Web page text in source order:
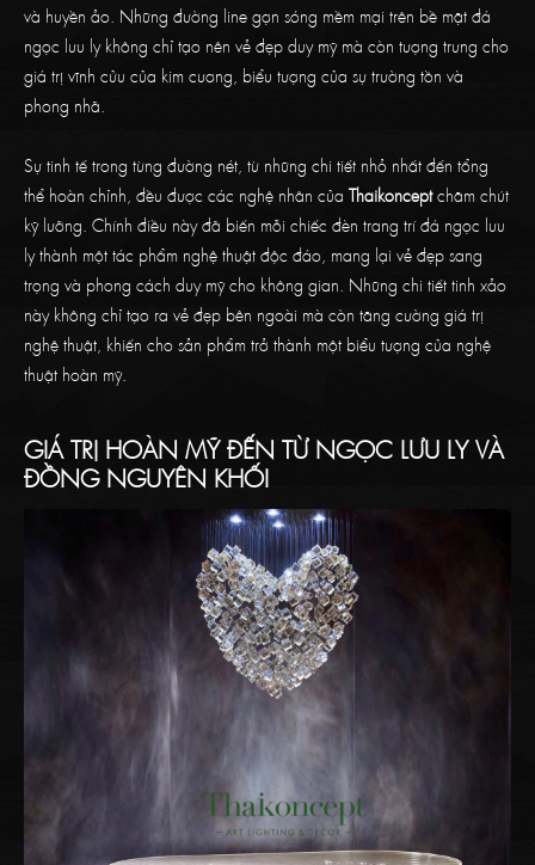
và huyền ảo. Những đường line gợn sóng mềm mại trên bề mặt đá
ngọc lưu ly không chỉ tạo nên vẻ đẹp duy mỹ mà còn tượng trưng cho
giá trị vĩnh cửu của kim cương, biểu tượng của sự trường tồn và
phong nhã.
Sự tinh tế trong từng đường nét, từ những chi tiết nhỏ nhất đến tổng
thể hoàn chỉnh, đều được các nghệ nhân của Thaikonceptchăm chút
kỹ lưỡng. Chính điều này đã biến mỗi chiếc đèn trang trí đá ngọc lưu
ly thành một tác phẩm nghệ thuật độc đáo, mang lại vẻ đẹp sang
trọng và phong cách duy mỹ cho không gian. Những chi tiết tinh xảo
này không chỉ tạo ra vẻ đẹp bên ngoài mà còn tăng cường giá trị
nghệ thuật, khiến cho sản phẩm trở thành một biểu tượng của nghệ
thuật hoàn mỹ.
GIÁ TRỊ HOÀN MỸ ĐẾN TỪ NGỌC LƯU LY VÀ
ĐỒNG NGUYÊN KHỐI